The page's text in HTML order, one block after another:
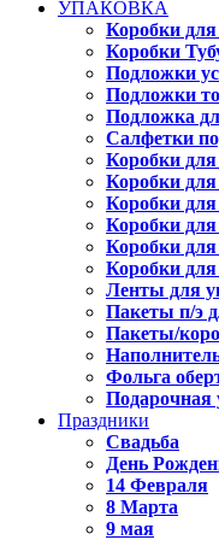
УПАКОВКА
Коробки для
Коробки
Подложки
Подложки
Подложка
Салфетки
Коробки
Коробки
Коробки для
Коробки для
Коробки
Коробки
Ленты для
Пакеты п/э
Пакеты/
Фольга
Подарочная
Праздники
Свадьба
День
14 Февраля
8 Марта
9 мая